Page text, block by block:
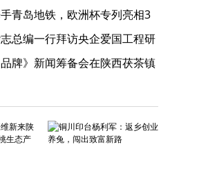
青岛地铁，欧洲杯专列亮相3
志总编一行拜访央企爱国工程研
建文
品牌》新闻筹备会在陕西茯茶镇